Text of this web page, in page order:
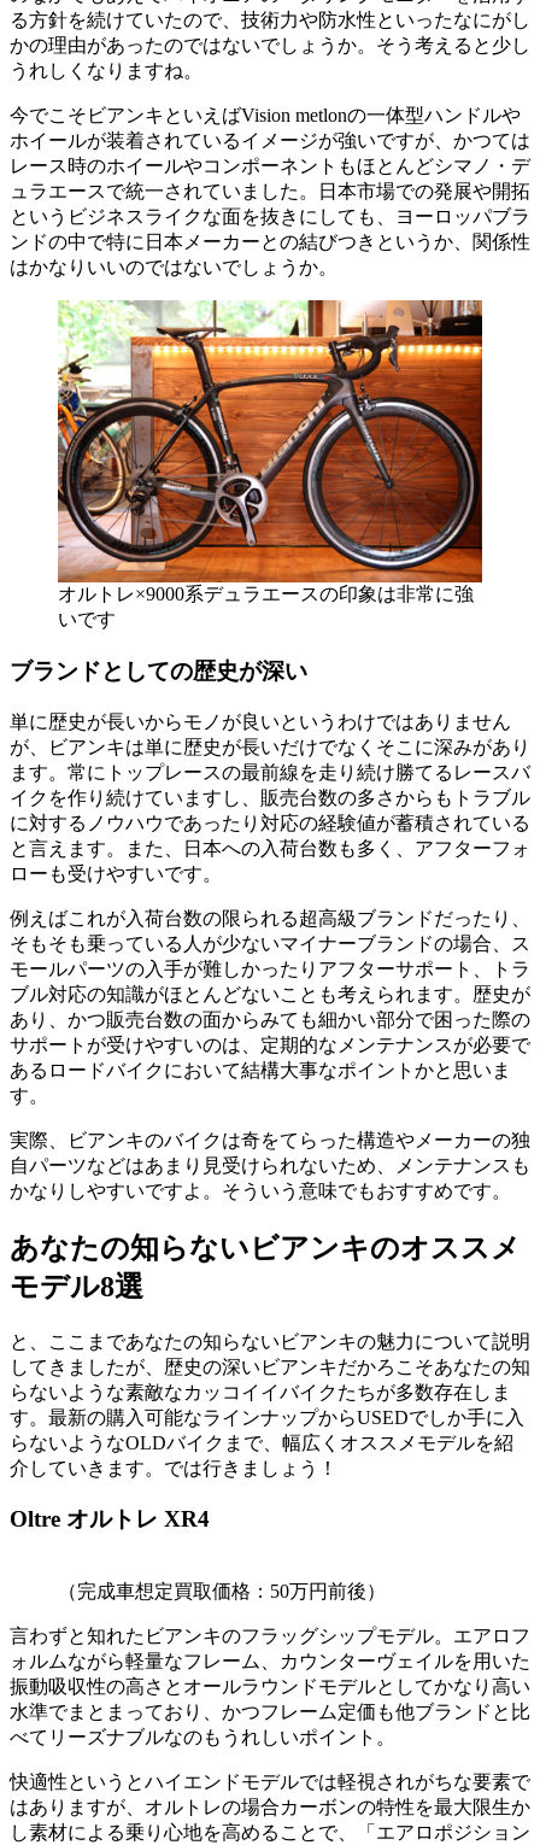
る方針を続けていたので、技術力や防水性といったなにがし
かの理由があったのではないでしょうか。そう考えると少し
うれしくなりますね。
今でこそビアンキといえばVision metlonの一体型ハンドルや
ホイールが装着されているイメージが強いですが、かつては
レース時のホイールやコンポーネントもほとんどシマノ・デ
ュラエースで統一されていました。日本市場での発展や開拓
というビジネスライクな面を抜きにしても、ヨーロッパブラ
ンドの中で特に日本メーカーとの結びつきというか、関係性
はかなりいいのではないでしょうか。
オルトレ×9000系デュラエースの印象は非常に強
いです
ブランドとしての歴史が深い
単に歴史が長いからモノが良いというわけではありません
が、ビアンキは単に歴史が長いだけでなくそこに深みがあり
ます。常にトップレースの最前線を走り続け勝てるレースバ
イクを作り続けていますし、販売台数の多さからもトラブル
に対するノウハウであったり対応の経験値が蓄積されている
と言えます。また、日本への入荷台数も多く、アフターフォ
ローも受けやすいです。
例えばこれが入荷台数の限られる超高級ブランドだったり、
そもそも乗っている人が少ないマイナーブランドの場合、ス
モールパーツの入手が難しかったりアフターサポート、トラ
ブル対応の知識がほとんどないことも考えられます。歴史が
あり、かつ販売台数の面からみても細かい部分で困った際の
サポートが受けやすいのは、定期的なメンテナンスが必要で
あるロードバイクにおいて結構大事なポイントかと思いま
す。
実際、ビアンキのバイクは奇をてらった構造やメーカーの独
自パーツなどはあまり見受けられないため、メンテナンスも
かなりしやすいですよ。そういう意味でもおすすめです。
あなたの知らないビアンキのオススメ
モデル8選
と、ここまであなたの知らないビアンキの魅力について説明
してきましたが、歴史の深いビアンキだかろこそあなたの知
らないような素敵なカッコイイバイクたちが多数存在しま
す。最新の購入可能なラインナップからUSEDでしか手に入
らないようなOLDバイクまで、幅広くオススメモデルを紹
介していきます。では行きましょう！
Oltre オルトレ XR4
（完成車想定買取価格：50万円前後）
言わずと知れたビアンキのフラッグシップモデル。エアロフ
ォルムながら軽量なフレーム、カウンターヴェイルを用いた
振動吸収性の高さとオールラウンドモデルとしてかなり高い
水準でまとまっており、かつフレーム定価も他ブランドと比
べてリーズナブルなのもうれしいポイント。
快適性というとハイエンドモデルでは軽視されがちな要素で
はありますが、オルトレの場合カーボンの特性を最大限生か
し素材による乗り心地を高めることで、「エアロポジション